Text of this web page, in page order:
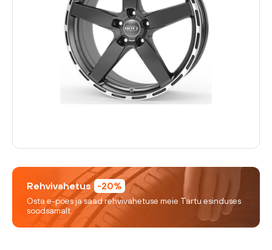
Rehvivahetus -20%
Osta e-poes ja saad rehvivahetuse meie Tartu esinduses
soodsamalt.